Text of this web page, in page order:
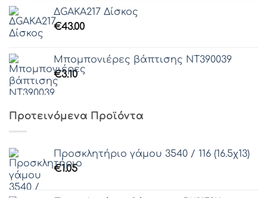
ΔGAKA217 Δίσκος
€43.00
Μπομπονιέρες βάπτισης ΝΤ390039
€3.10
Προτεινόμενα Προϊόντα
Προσκλητήριο γάμου 3540 / 116 (16.5χ13)
€1.05